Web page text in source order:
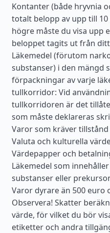
Kontanter (både hryvnia
totalt belopp av upp till
högre måste du visa upp
beloppet tagits ut från
Läkemedel (förutom
substanser) i den mängd
förpackningar av varje
tullkorridor: Vid
tullkorridoren är det
som måste deklareras
Varor som kräver tillstånd
Valuta och kulturella
Värdepapper och
Läkemedel som
substanser eller
Varor dyrare än 500 euro
Observera! Skatter
värde, för vilket du bör
etiketter och andra